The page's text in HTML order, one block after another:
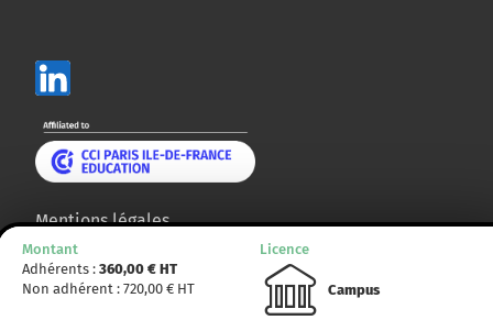
Montant
Adhérents : 360,00 € HT
Non adhérent : 720,00 € HT
Licence
Campus
Mentions légales
Plan du site
© CCMP 2014 - 2025. Tous droits réservés.